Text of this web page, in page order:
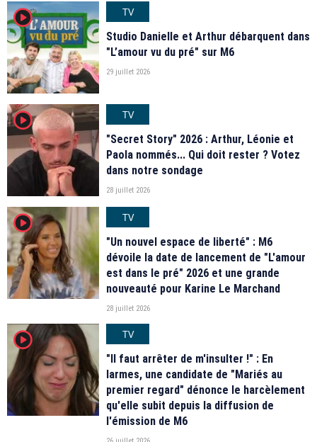
player2
TV
Studio Danielle et Arthur débarquent dans
"L’amour vu du pré" sur M6
29 juillet 2026
player2
TV
"Secret Story" 2026 : Arthur, Léonie et
Paola nommés... Qui doit rester ? Votez
dans notre sondage
28 juillet 2026
player2
TV
"Un nouvel espace de liberté" : M6
dévoile la date de lancement de "L'amour
est dans le pré" 2026 et une grande
nouveauté pour Karine Le Marchand
28 juillet 2026
player2
TV
"Il faut arrêter de m'insulter !" : En
larmes, une candidate de "Mariés au
premier regard" dénonce le harcèlement
qu'elle subit depuis la diffusion de
l'émission de M6